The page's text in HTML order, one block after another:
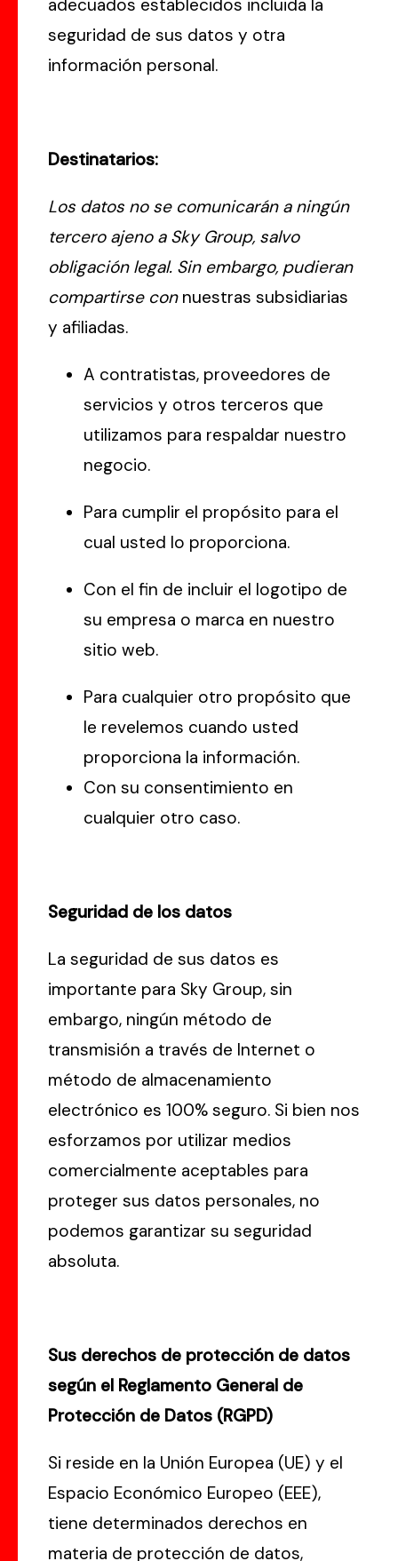
adecuados establecidos incluida la
seguridad de sus datos y otra
información personal.
Destinatarios:
Los datos no se comunicarán a ningún
tercero ajeno a Sky Group, salvo
obligación legal. Sin embargo, pudieran
compartirse connuestras subsidiarias
y afiliadas.
A contratistas, proveedores de
servicios y otros terceros que
utilizamos para respaldar nuestro
negocio.
Para cumplir el propósito para el
cual usted lo proporciona.
Con el fin de incluir el logotipo de
su empresa o marca en nuestro
sitio web.
Para cualquier otro propósito que
le revelemos cuando usted
proporciona la información.
Con su consentimiento en
cualquier otro caso.
Seguridad de los datos
La seguridad de sus datos es
importante para Sky Group, sin
embargo, ningún método de
transmisión a través de Internet o
método de almacenamiento
electrónico es 100% seguro. Si bien nos
esforzamos por utilizar medios
comercialmente aceptables para
proteger sus datos personales, no
podemos garantizar su seguridad
absoluta.
Sus derechos de protección de datos
según el Reglamento General de
Protección de Datos (RGPD)
Si reside en la Unión Europea (UE) y el
Espacio Económico Europeo (EEE),
tiene determinados derechos en
materia de protección de datos,